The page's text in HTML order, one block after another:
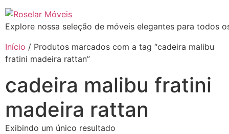
Explore nossa seleção de móveis elegantes para todos
Início / Produtos marcados com a tag “cadeira malibu
fratini madeira rattan”
cadeira malibu fratini
madeira rattan
Exibindo um único resultado